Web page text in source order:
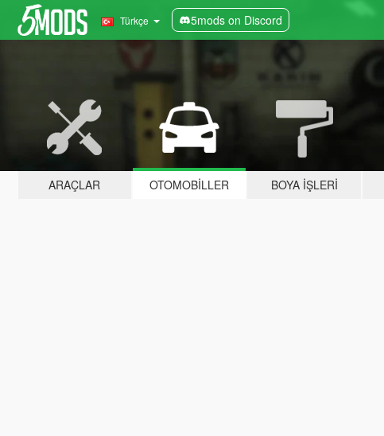
Türkçe 5mods on Discord
ARAÇLAR OTOMOBILLER BOYA İŞLERI